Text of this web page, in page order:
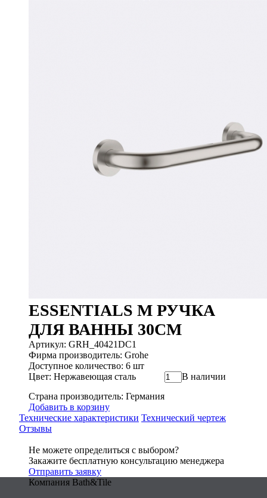
ESSENTIALS M РУЧКА
ДЛЯ ВАННЫ 30СМ
Артикул: GRH_40421DC1
Фирма производитель: Grohe
Доступное количество: 6 шт
Цвет: Нержавеющая сталь
Страна производитель: Германия
В наличии
Добавить в корзину
Технические характеристики Технический чертеж
Отзывы
Не можете определиться с выбором?
Закажите бесплатную консультацию менеджера
Отправить заявку
Компания Bath&Tile